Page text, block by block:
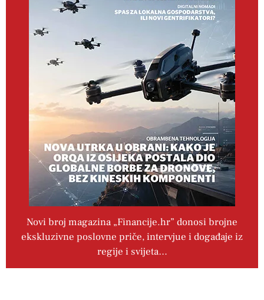
Novi broj magazina „Financije.hr” donosi brojne
ekskluzivne poslovne priče, intervjue i događaje iz
regije i svijeta…